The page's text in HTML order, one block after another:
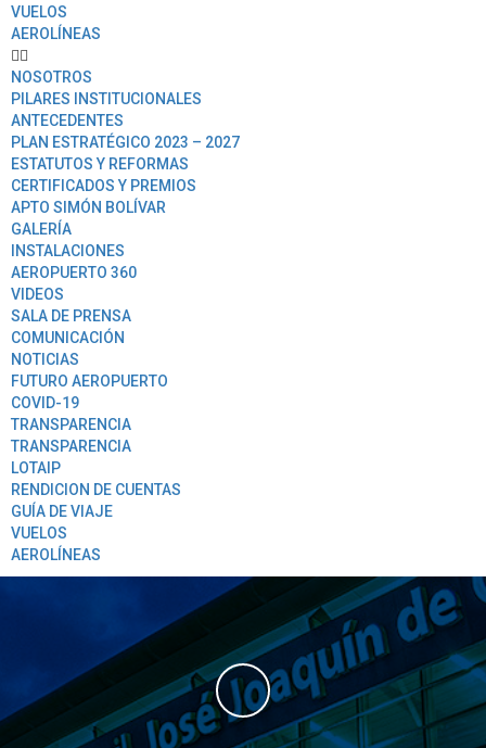
VUELOS
AEROLÍNEAS
NOSOTROS
PILARES INSTITUCIONALES
ANTECEDENTES
PLAN ESTRATÉGICO 2023 – 2027
ESTATUTOS Y REFORMAS
CERTIFICADOS Y PREMIOS
APTO SIMÓN BOLÍVAR
GALERÍA
INSTALACIONES
AEROPUERTO 360
VIDEOS
SALA DE PRENSA
COMUNICACIÓN
NOTICIAS
FUTURO AEROPUERTO
COVID-19
TRANSPARENCIA
TRANSPARENCIA
LOTAIP
RENDICION DE CUENTAS
GUÍA DE VIAJE
VUELOS
AEROLÍNEAS